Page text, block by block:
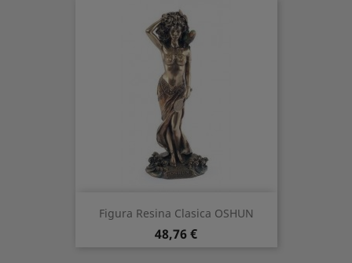
Figura Resina Clasica OSHUN
Precio
48,76 €